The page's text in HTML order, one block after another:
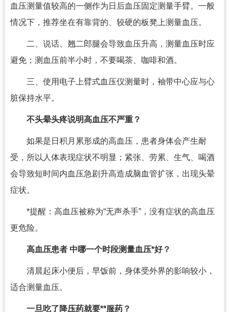
血压测量值较高的一侧作为日后血压固定测量手臂。一般
情况下，推荐坐在有靠背的、较硬的板凳上测量血压。
二、说话、翘二郎腿会导致血压升高，测量血压时应
避免；测血压前半小时，不要喝茶、咖啡和酒。
三、使用电子上臂式血压仪测量时，袖带中心应与心
脏保持水平。
不头晕头疼说明高血压不严重？
如果是日积月累形成的高血压，患者身体会产生耐
受，所以人体表现症状不明显；紧张、劳累、生气、喝酒
会导致短时间内血压急剧升高造成脑血管扩张，出现头晕
症状。
*提醒：高血压被称为“无声杀手”，没有症状的高血压
更危险。
高血压患者 中哪一个时段测量血压*好？
清晨起床小便后，早饭前，身体受外界的影响较小，
适合测量血压。
一旦吃了降压药就要**服药？